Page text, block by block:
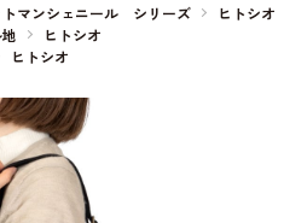
トマンシェニール シリーズ
ヒトシオ
ヒトシオ
ヒトシオ